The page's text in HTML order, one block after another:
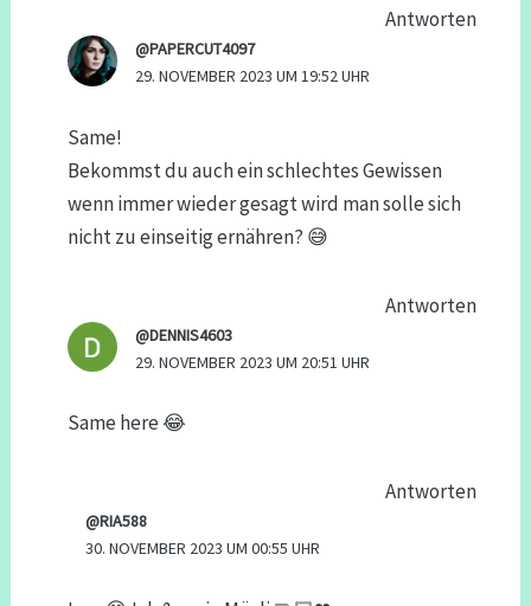
Antworten
@PAPERCUT4097
29. NOVEMBER 2023 UM 19:52 UHR
Same!
Bekommst du auch ein schlechtes Gewissen
wenn immer wieder gesagt wird man solle sich
nicht zu einseitig ernähren? 😅
Antworten
@DENNIS4603
29. NOVEMBER 2023 UM 20:51 UHR
Same here 😂
Antworten
@RIA588
30. NOVEMBER 2023 UM 00:55 UHR